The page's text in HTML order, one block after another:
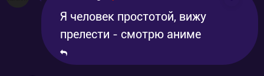
Я человек простотой, вижу
прелести - смотрю аниме